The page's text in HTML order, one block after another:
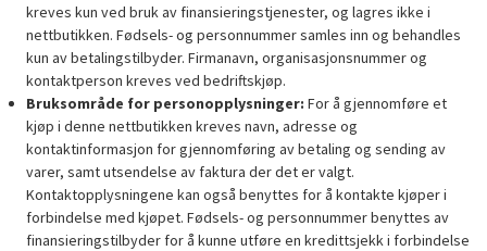
kreves kun ved bruk av finansieringstjenester, og lagres ikke i
nettbutikken. Fødsels- og personnummer samles inn og behandles
kun av betalingstilbyder. Firmanavn, organisasjonsnummer og
kontaktperson kreves ved bedriftskjøp.
Bruksområde for personopplysninger: For å gjennomføre et
kjøp i denne nettbutikken kreves navn, adresse og
kontaktinformasjon for gjennomføring av betaling og sending av
varer, samt utsendelse av faktura der det er valgt.
Kontaktopplysningene kan også benyttes for å kontakte kjøper i
forbindelse med kjøpet. Fødsels- og personnummer benyttes av
finansieringstilbyder for å kunne utføre en kredittsjekk i forbindelse